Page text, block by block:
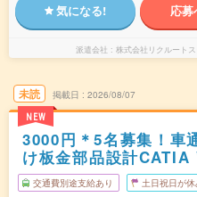
気になる! 応
派遣会社 株式会社リクルート
未読
NEW
掲載日 2026/08/07
3000円＊5名募集！車
け板金部品設計CATIA
交通費別途支給あり 土日祝日が休